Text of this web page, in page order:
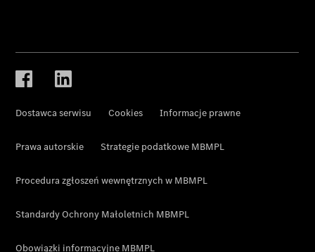
Dostawca serwisu Cookies Informacje prawne
Prawa autorskie Strategie podatkowe MBMPL
Procedura zgłoszeń wewnętrznych w MBMPL
Standardy Ochrony Małoletnich MBMPL
Obowiązki informacyjne MBMPL